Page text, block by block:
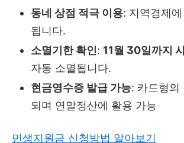
동네 상점 적극 이용: 지역경제
됩니다.
소멸기한 확인: 11월 30일까지
자동 소멸됩니다.
현금영수증 발급 가능: 카드형의
되며 연말정산에 활용 가능
민생지원금 신청방법 알아보기